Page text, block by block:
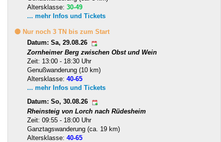
Altersklasse: 30-49
... mehr Infos und Tickets
🟡 Nur noch 3 TN bis zum Start
Datum: Sa, 29.08.26
Zornheimer Berg zwischen Obst und Wein
Zeit: 13:00 - 18:30 Uhr
Genußwanderung (10 km)
Altersklasse: 40-65
... mehr Infos und Tickets
Datum: So, 30.08.26
Rheinsteig von Lorch nach Rüdesheim
Zeit: 09:55 - 18:00 Uhr
Ganztagswanderung (ca. 19 km)
Altersklasse: 40-65